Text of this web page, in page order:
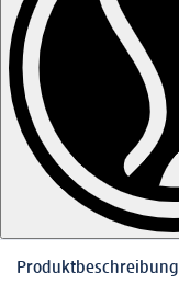
Produktbeschreibung